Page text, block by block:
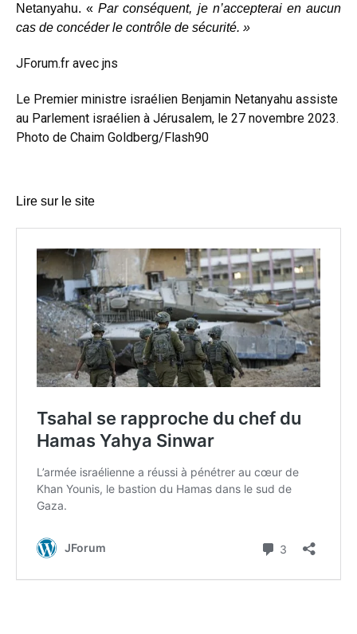
Netanyahu. «Par conséquent, je n’accepterai en aucun
cas de concéder le contrôle de sécurité. »
JForum.fr avec jns
Le Premier ministre israélien Benjamin Netanyahu assiste
au Parlement israélien à Jérusalem, le 27 novembre 2023.
Photo de Chaim Goldberg/Flash90
Lire sur le site